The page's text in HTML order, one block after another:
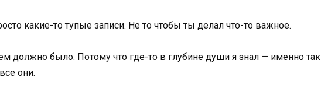
какие-то тупые записи. Не то чтобы ты делал что-то важное.
должно было. Потому что где-то в глубине души я знал — именно так
они.